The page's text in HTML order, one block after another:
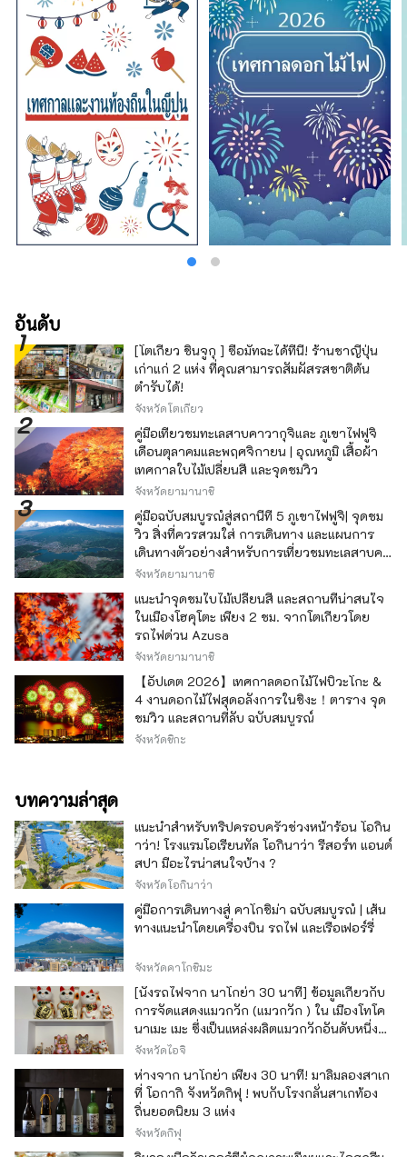
อันดับ
[โตเกียว ชินจูกุ ] ซื้อมัทฉะได้ที่นี่! ร้านชาญี่ปุ่น
เก่าแก่ 2 แห่ง ที่คุณสามารถสัมผัสรสชาติต้น
ตำรับได้!
จังหวัดโตเกียว
คู่มือเที่ยวชมทะเลสาบคาวากุจิและ ภูเขาไฟฟูจิ
เดือนตุลาคมและพฤศจิกายน | อุณหภูมิ เสื้อผ้า
เทศกาลใบไม้เปลี่ยนสี และจุดชมวิว
จังหวัดยามานาชิ
คู่มือฉบับสมบูรณ์สู่สถานีที่ 5 ภูเขาไฟฟูจิ| จุดชม
วิว สิ่งที่ควรสวมใส่ การเดินทาง และแผนการ
เดินทางตัวอย่างสำหรับการเที่ยวชมทะเลสาบคา
วากุจิ
จังหวัดยามานาชิ
แนะนำจุดชมใบไม้เปลี่ยนสี และสถานที่น่าสนใจ
ในเมืองโฮคุโตะ เพียง 2 ชม. จากโตเกียวโดย
รถไฟด่วน Azusa
จังหวัดยามานาชิ
【อัปเดต 2026】เทศกาลดอกไม้ไฟบิวะโกะ &
4 งานดอกไม้ไฟสุดอลังการในชิงะ！ตาราง จุด
ชมวิว และสถานที่ลับ ฉบับสมบูรณ์
จังหวัดชิกะ
บทความล่าสุด
แนะนำสำหรับทริปครอบครัวช่วงหน้าร้อน โอกิน
าว่า! โรงแรมโอเรียนทัล โอกินาว่า รีสอร์ท แอนด์
สปา มีอะไรน่าสนใจบ้าง ?
จังหวัดโอกินาว่า
คู่มือการเดินทางสู่ คาโกชิม่า ฉบับสมบูรณ์ | เส้น
ทางแนะนำโดยเครื่องบิน รถไฟ และเรือเฟอร์รี่
จังหวัดคาโกชิมะ
[นั่งรถไฟจาก นาโกย่า 30 นาที] ข้อมูลเกี่ยวกับ
การจัดแสดงแมวกวัก (แมวกวัก ) ใน เมืองโทโค
นาเมะ เมะ ซึ่งเป็นแหล่งผลิตแมวกวักอันดับหนึ่ง
ของญี่ปุ่น
จังหวัดไอจิ
ห่างจาก นาโกย่า เพียง 30 นาที! มาลิ้มลองสาเก
ที่ โอกากิ จังหวัดกิฟุ ! พบกับโรงกลั่นสาเกท้อง
ถิ่นยอดนิยม 3 แห่ง
จังหวัดกิฟุ